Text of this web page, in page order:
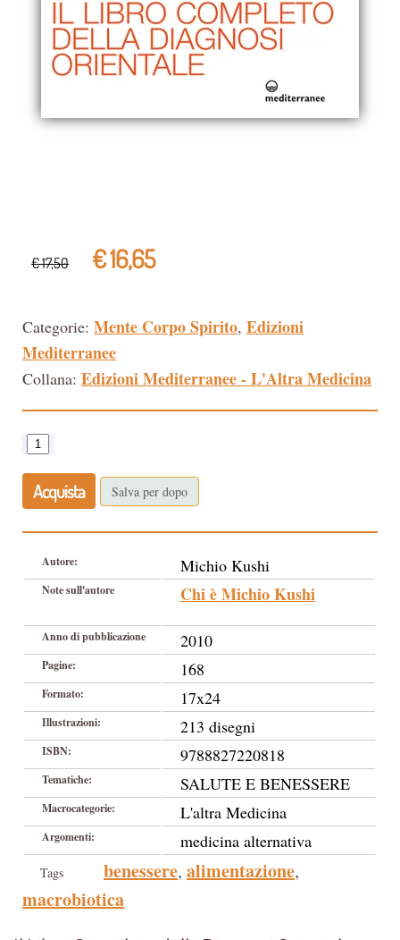
€ 17,50 € 16,65
Categorie: Mente Corpo Spirito, Edizioni
Mediterranee
Collana: Edizioni Mediterranee - L'Altra Medicina
Acquista Salva per dopo
Autore: Michio Kushi
Note sull'autore Chi è Michio Kushi
Anno di pubblicazione 2010
Pagine: 168
Formato: 17x24
Illustrazioni: 213 disegni
ISBN: 9788827220818
Tematiche: SALUTE E BENESSERE
Macrocategorie: L'altra Medicina
Argomenti: medicina alternativa
Tags benessere, alimentazione,
macrobiotica